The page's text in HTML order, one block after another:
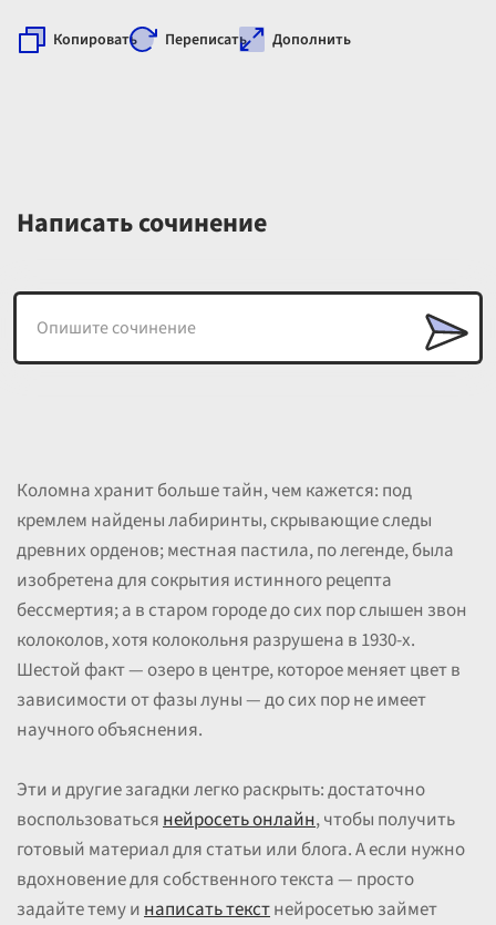
Копировать Переписать Дополнить
Написать сочинение
Коломна хранит больше тайн, чем кажется: под
кремлем найдены лабиринты, скрывающие следы
древних орденов; местная пастила, по легенде, была
изобретена для сокрытия истинного рецепта
бессмертия; а в старом городе до сих пор слышен звон
колоколов, хотя колокольня разрушена в 1930-х.
Шестой факт — озеро в центре, которое меняет цвет в
зависимости от фазы луны — до сих пор не имеет
научного объяснения.
Эти и другие загадки легко раскрыть: достаточно
воспользоватьсянейросеть онлайн, чтобы получить
готовый материал для статьи или блога. А если нужно
вдохновение для собственного текста — просто
задайте тему инаписать текстнейросетью займет